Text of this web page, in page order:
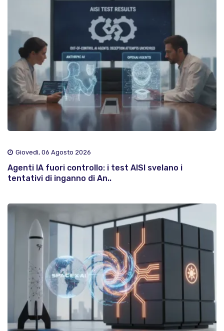
Giovedì, 06 Agosto 2026
Agenti IA fuori controllo: i test AISI svelano i
tentativi di inganno di An..